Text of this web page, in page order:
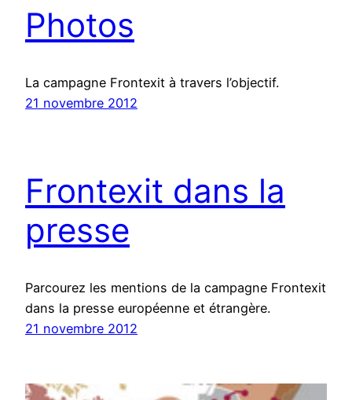
Photos
La campagne Frontexit à travers l’objectif.
21 novembre 2012
Frontexit dans la
presse
Parcourez les mentions de la campagne Frontexit
dans la presse européenne et étrangère.
21 novembre 2012